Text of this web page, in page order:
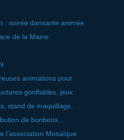
: soirée dansante animée
de la Mairie
animations pour
gonflables, jeux
stand de maquillage,
de bonbons…
l’association Mosaïque